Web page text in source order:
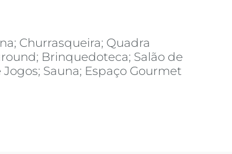
Churrasqueira; Quadra
Brinquedoteca; Salão de
Jogos; Sauna; Espaço Gourmet